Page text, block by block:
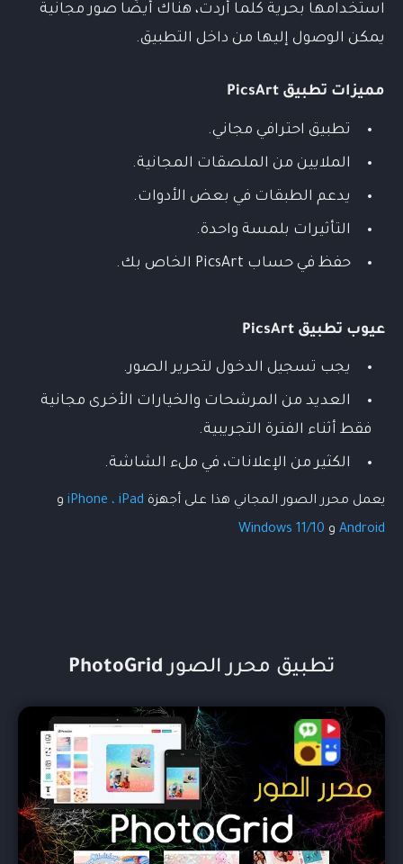
استخدامها بحرية كلما أردت، هناك أيضًا صور مجانية
يمكن الوصول إليها من داخل التطبيق.
مميزات تطبيق PicsArt
تطبيق احترافي مجاني.
الملايين من الملصقات المجانية.
يدعم الطبقات في بعض الأدوات.
التأثيرات بلمسة واحدة.
حفظ في حساب PicsArt الخاص بك.
عيوب تطبيق PicsArt
يجب تسجيل الدخول لتحرير الصور.
العديد من المرشحات والخيارات الأخرى مجانية
فقط أثناء الفترة التجريبية.
الكثير من الإعلانات، في ملء الشاشة.
يعمل محرر الصور المجاني هذا على أجهزة iPhone ، iPad و
Android و Windows 11/10
تطبيق محرر الصور PhotoGrid